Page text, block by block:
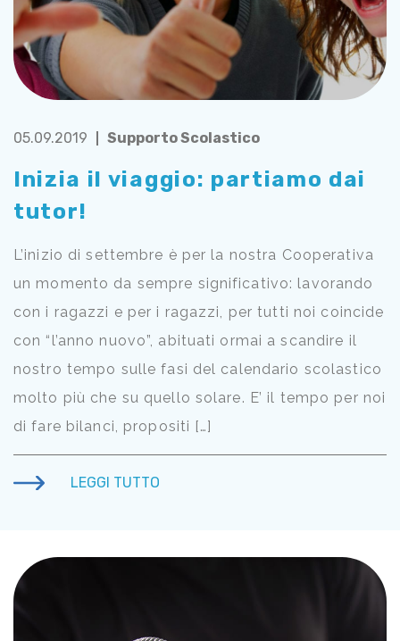
05.09.2019 Supporto Scolastico
Inizia il viaggio: partiamo dai
tutor!
L’inizio di settembre è per la nostra Cooperativa
un momento da sempre significativo: lavorando
con i ragazzi e per i ragazzi, per tutti noi coincide
con “l’anno nuovo”, abituati ormai a scandire il
nostro tempo sulle fasi del calendario scolastico
molto più che su quello solare. E’ il tempo per noi
di fare bilanci, propositi […]
LEGGI TUTTO